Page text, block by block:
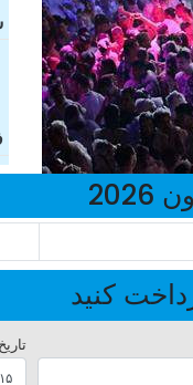
کنید